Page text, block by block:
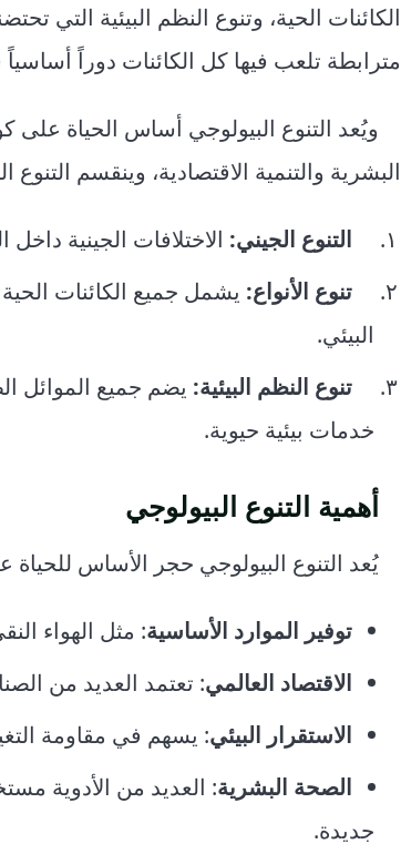
الكائنات الحية، وتنوع النظم البيئية التي
مترابطة تلعب فيها كل الكائنات دوراً
ويُعد التنوع البيولوجي أساس الحياة على
البشرية والتنمية الاقتصادية، وينقسم
التنوع الجيني: الاختلافات الجينية
تنوع الأنواع: يشمل جميع الكائنات
البيئي.
تنوع النظم البيئية: يضم جميع الموائل
خدمات بيئية حيوية.
أهمية التنوع البيولوجي
يُعد التنوع البيولوجي حجر الأساس
توفير الموارد الأساسية: مثل الهواء
الاقتصاد العالمي: تعتمد العديد من
الاستقرار البيئي: يسهم في مقاومة
الصحة البشرية: العديد من الأدوية
جديدة.